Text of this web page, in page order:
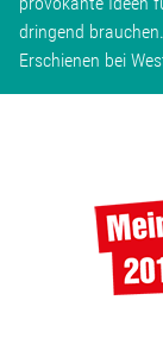
dringend brauchen.
Erschienen bei